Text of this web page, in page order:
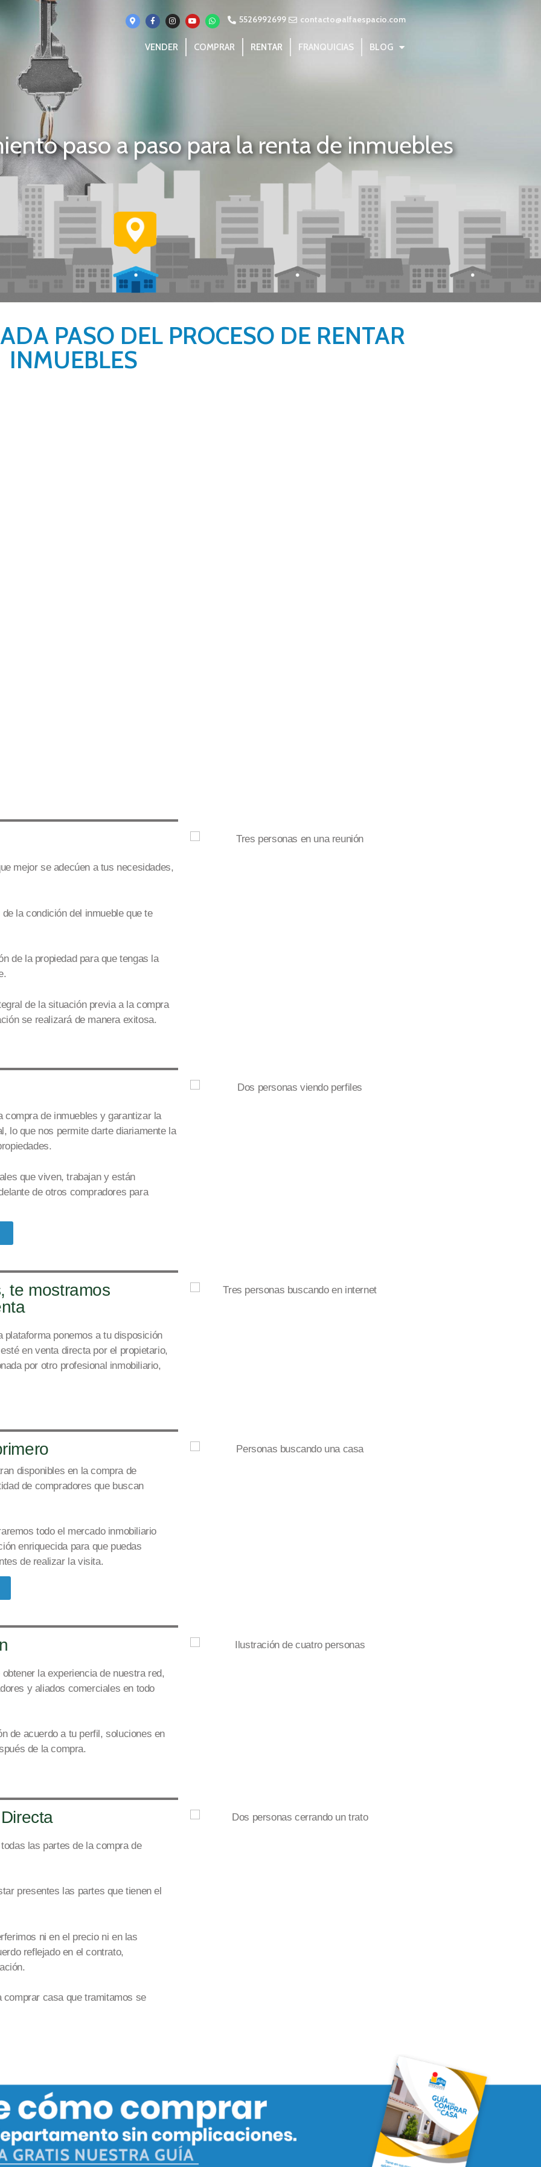
5526992699 contacto@alfaespacio.com
VENDER COMPRAR RENTAR FRANQUICIAS BLOG
paso a paso para la renta de inmuebles
PASO DEL PROCESO DE RENTAR
INMUEBLES
mejor se adecúen a tus necesidades,
la condición del inmueble que te
de la propiedad para que tengas la
de la situación previa a la compra
se realizará de manera exitosa.
compra de inmuebles y garantizar la
lo que nos permite darte diariamente la
que viven, trabajan y están
de otros compradores para
te mostramos
plataforma ponemos a tu disposición
en venta directa por el propietario,
por otro profesional inmobiliario,
disponibles en la compra de
de compradores que buscan
todo el mercado inmobiliario
enriquecida para que puedas
de realizar la visita.
obtener la experiencia de nuestra red,
y aliados comerciales en todo
de acuerdo a tu perfil, soluciones en
de la compra.
las partes de la compra de
presentes las partes que tienen el
ni en el precio ni en las
reflejado en el contrato,
casa que tramitamos se